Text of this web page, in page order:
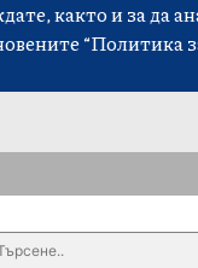
както и за да
“Политика